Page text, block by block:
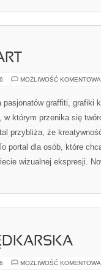
MOŻLIWOŚĆ
graffiti, grafiki
w którym przenika się
przybliża, że
portal dla osób, które
wizualnej ekspresji.
MOŻLIWOŚĆ